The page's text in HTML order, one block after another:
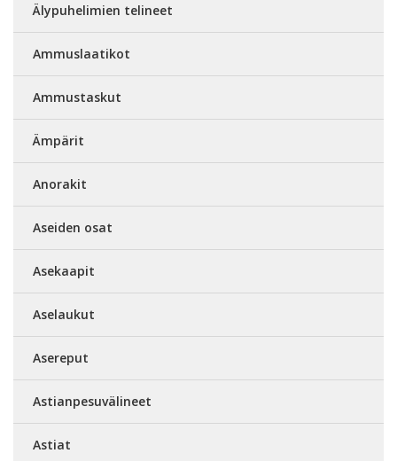
Älypuhelimien telineet
Ammuslaatikot
Ammustaskut
Ämpärit
Anorakit
Aseiden osat
Asekaapit
Aselaukut
Asereput
Astianpesuvälineet
Astiat